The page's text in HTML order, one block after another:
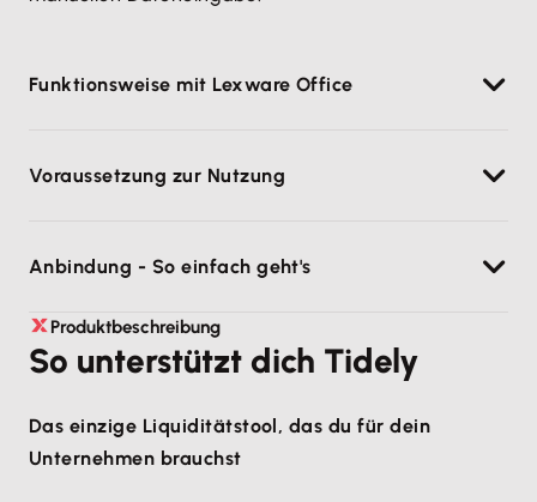
Funktionsweise mit Lexware Office
Management- und Liquiditätsplanungs-Tool hast du
offene Posten automatisch an Tidely übermittelt und
werden Angebote automatisch für eine flexible
Finanzplanung integriert. Dies ermöglicht ein
gibt dir den nötigen Planungsspielraum, um deinen
Cashflow zu optimieren.
Voraussetzung zur Nutzung
benötigst du einen Lexware Office Account sowie
wie Lexware Office, eine Cloud-basierte Lösung. Für
die Nutzung brauchst du deshalb einen
Internetverbindung.
Anbindung - So einfach geht's
Nachdem du dich bei deinem Tidely Account
angemeldet hast, findest du im Seitenmenü unter
wählst du Lexware Office aus und gibst
anschließend den API-Key in Tidely ein. Dies
Produktbeschreibung
So unterstützt dich Tidely
Das einzige Liquiditätstool, das du für dein
Unternehmen brauchst